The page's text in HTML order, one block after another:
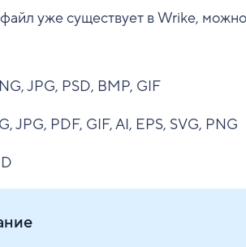
уже существует в Wrike,
JPG, PSD, BMP, GIF
JPG, PDF, GIF, AI, EPS, SVG, PNG